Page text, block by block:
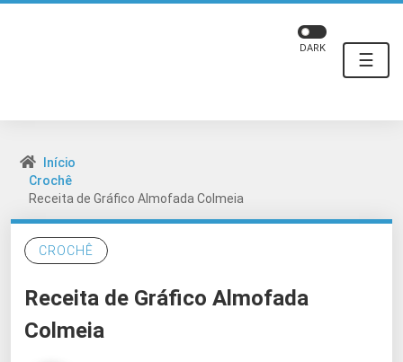
☰
DARK
Início
Crochê
Receita de Gráfico Almofada Colmeia
CROCHÊ
Receita de Gráfico Almofada
Colmeia